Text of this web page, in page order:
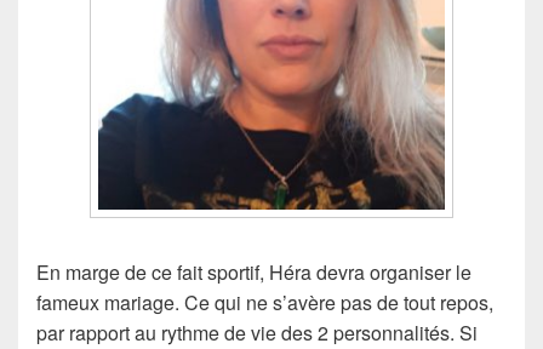
En marge de ce fait sportif, Héra devra organiser le
fameux mariage. Ce qui ne s’avère pas de tout repos,
par rapport au rythme de vie des 2 personnalités. Si